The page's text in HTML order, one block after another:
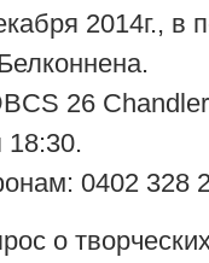
2014г., в
26
18:30.
0402 328
о